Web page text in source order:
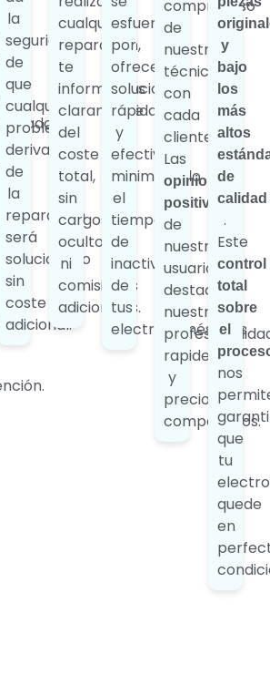
la
seguridad
de
que
cualquier
problema
derivado
de
la
reparación
será
solucionado
sin
coste
adicional.
cualquier
reparación,
te
informamos
claramente
del
coste
total,
sin
cargos
ocultos
ni
comisiones
adicionales.
esfuerza
por
ofrecerte
soluciones
rápidas
y
efectivas,
minimizando
el
tiempo
de
inactividad
de
tus
electrodomésticos.
compromiso
de
nuestros
técnicos
con
cada
cliente.
Las
opiniones
positivas
de
nuestros
usuarios
destacan
nuestra
rapidez
y
precios
competitivos.
y
bajo
los
más
altos
de
calidad
.
Este
control
total
sobre
el
nos
que
tu
quede
en